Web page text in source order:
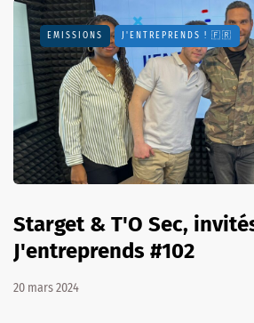
EMISSIONS J'ENTREPRENDS ! 🇫🇷
Starget & T'O Sec,
J'entreprends #102
20 mars 2024